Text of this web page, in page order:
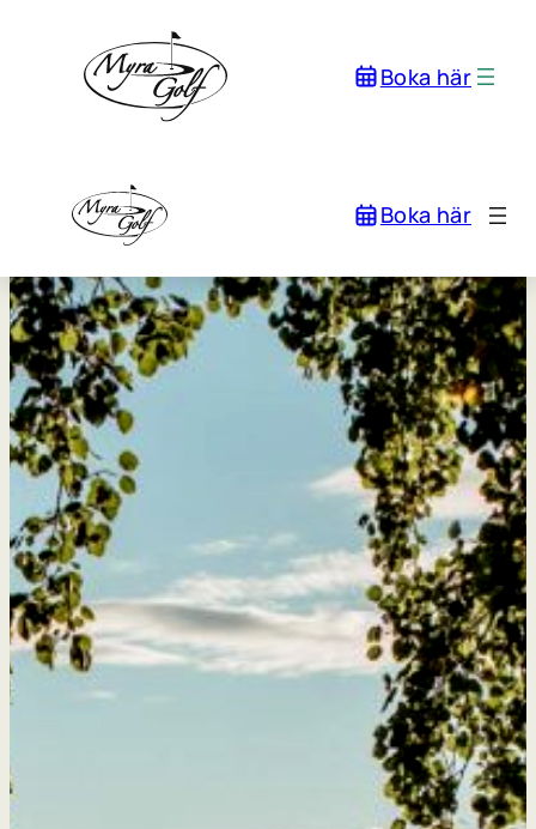
Boka här
Boka här